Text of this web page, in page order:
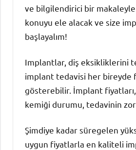
ve bilgilendirici bir makaleyle
konuyu ele alacak ve size
başlayalım!
Implantlar, diş eksikliklerini
implant tedavisi her bireyde
gösterebilir. İmplant
kemiği durumu, tedavinin
Şimdiye kadar süregelen
uygun fiyatlarla en kaliteli